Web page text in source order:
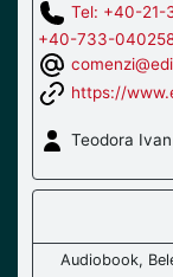
Tel: +40-21-
+40-733-
https://
Teodora Ivan
Audiobook,